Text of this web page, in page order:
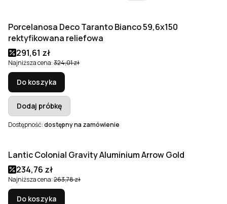
Okazja
Nowość
Porcelanosa Deco Taranto Bianco 59,6x150
rektyfikowana reliefowa
Cena promocyjna
291,61 zł
Najniższa cena:324,01 zł
Do koszyka
Dodaj próbkę
Dostępność:dostępny na zamówienie
Okazja
Lantic Colonial Gravity Aluminium Arrow Gold
Cena promocyjna
234,76 zł
Najniższa cena:263,78 zł
Do koszyka